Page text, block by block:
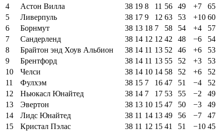
4
Астон Вилла 38 19 8 11 56 49 +7
65
5
Ливерпуль 38 17 9 12 63 53 +10 60
6
Борнмут 38 13 18 7 58 54 +4
57
7
Сандерленд 38 14 12 12 42 48 −6
54
8
Брайтон энд Хоув Альбион 38 14 11 13 52 46 +6
53
9
Брентфорд 38 14 11 13 55 52 +3
53
10
Челси 38 14 10 14 58 52 +6
52
11
Фулхэм 38 15 7 16 47 51 −4
52
12
Ньюкасл Юнайтед 38 14 7 17 53 55 −2
49
13
Эвертон 38 13 10 15 47 50 −3
49
14
Лидс Юнайтед 38 11 14 13 49 56 −7
47
15
Кристал Пэлас 38 11 12 15 41 51 −10 45